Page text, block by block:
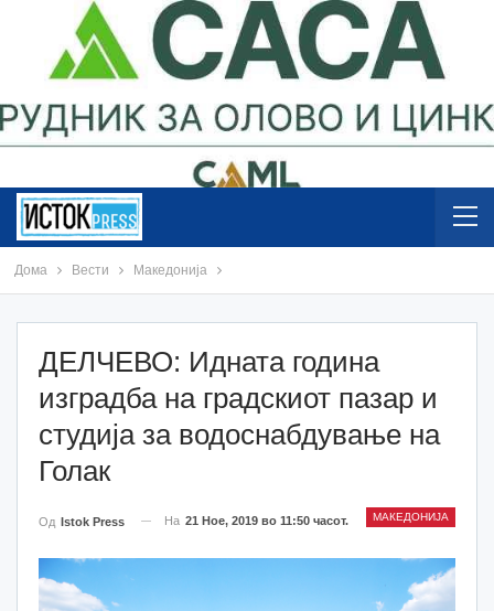
Дома Вести Македонија
ДЕЛЧЕВО: Идната година
изградба на градскиот пазар и
студија за водоснабдување на
Голак
МАКЕДОНИЈА
Од Istok Press На 21 Ное, 2019 во 11:50 часот.